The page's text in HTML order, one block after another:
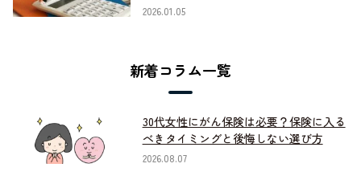
2026.01.05
新着コラム一覧
30代女性にがん保険は必要？保険に入る
べきタイミングと後悔しない選び方
2026.08.07